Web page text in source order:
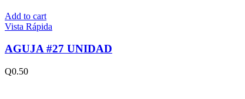
Add to cart
Vista Rápida
AGUJA #27 UNIDAD
Q0.50